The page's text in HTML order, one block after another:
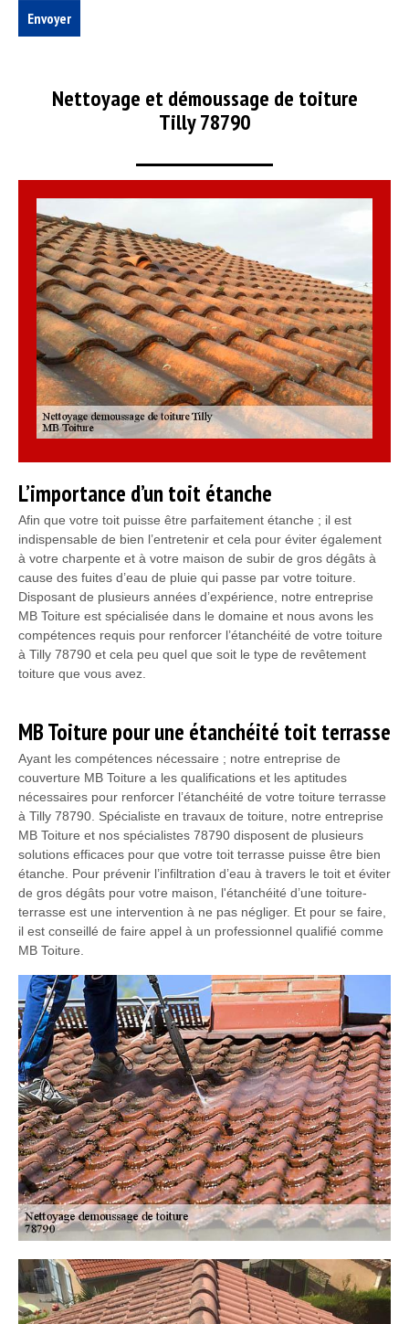
Nettoyage et démoussage de toiture
Tilly 78790
L’importance d’un toit étanche
Afin que votre toit puisse être parfaitement étanche ; il est
indispensable de bien l’entretenir et cela pour éviter également
à votre charpente et à votre maison de subir de gros dégâts à
cause des fuites d’eau de pluie qui passe par votre toiture.
Disposant de plusieurs années d’expérience, notre entreprise
MB Toiture est spécialisée dans le domaine et nous avons les
compétences requis pour renforcer l’étanchéité de votre toiture
à Tilly 78790 et cela peu quel que soit le type de revêtement
toiture que vous avez.
MB Toiture pour une étanchéité toit terrasse
Ayant les compétences nécessaire ; notre entreprise de
couverture MB Toiture a les qualifications et les aptitudes
nécessaires pour renforcer l’étanchéité de votre toiture terrasse
à Tilly 78790. Spécialiste en travaux de toiture, notre entreprise
MB Toiture et nos spécialistes 78790 disposent de plusieurs
solutions efficaces pour que votre toit terrasse puisse être bien
étanche. Pour prévenir l’infiltration d’eau à travers le toit et éviter
de gros dégâts pour votre maison, l'étanchéité d’une toiture-
terrasse est une intervention à ne pas négliger. Et pour se faire,
il est conseillé de faire appel à un professionnel qualifié comme
MB Toiture.